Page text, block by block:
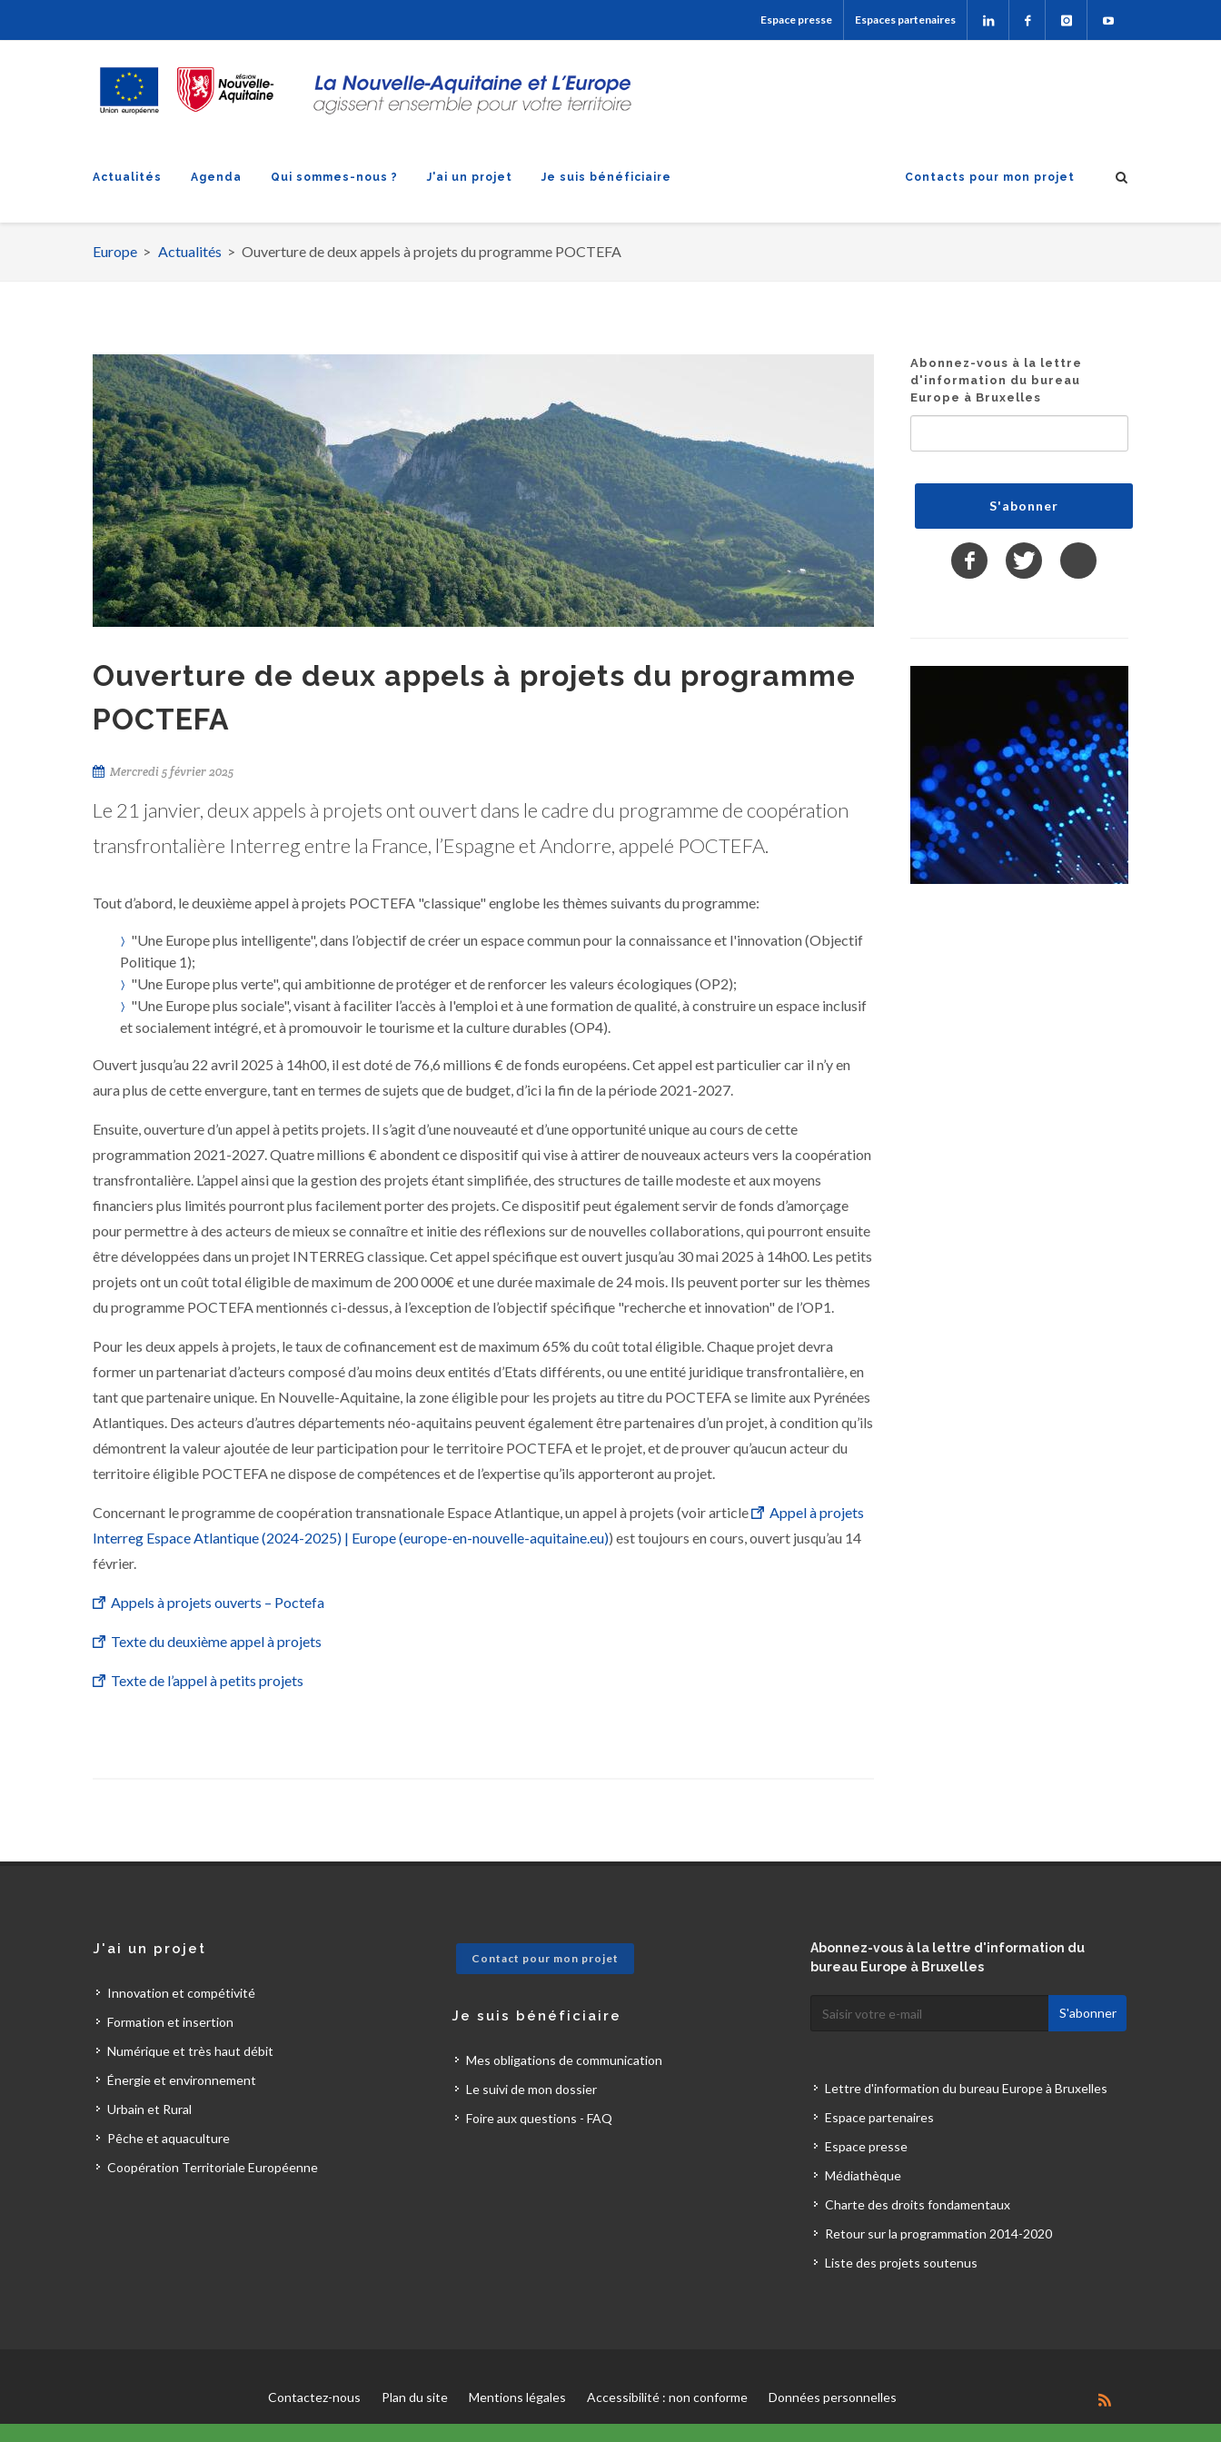
Espace presse Espaces partenaires
Actualités Agenda Qui sommes-nous ? J'ai un projet Je suis bénéficiaire Contacts pour mon projet
Fil
Europe Actualités Ouverture de deux appels à projets du programme POCTEFA
Ouverture de deux appels à projets du programme
POCTEFA
Mercredi 5 février 2025
Le 21 janvier, deux appels à projets ont ouvert dans le cadre du programme de coopération
transfrontalière Interreg entre la France, l’Espagne et Andorre, appelé POCTEFA.
Tout d’abord, le deuxième appel à projets POCTEFA "classique" englobe les thèmes suivants du programme:
"Une Europe plus intelligente", dans l’objectif de créer un espace commun pour la connaissance et l'innovation (Objectif
Politique 1);
"Une Europe plus verte", qui ambitionne de protéger et de renforcer les valeurs écologiques (OP2);
"Une Europe plus sociale", visant à faciliter l’accès à l'emploi et à une formation de qualité, à construire un espace inclusif
et socialement intégré, et à promouvoir le tourisme et la culture durables (OP4).
Ouvert jusqu’au 22 avril 2025 à 14h00, il est doté de 76,6 millions € de fonds européens. Cet appel est particulier car il n’y en
aura plus de cette envergure, tant en termes de sujets que de budget, d’ici la fin de la période 2021-2027.
Ensuite, ouverture d’un appel à petits projets. Il s’agit d’une nouveauté et d’une opportunité unique au cours de cette
programmation 2021-2027. Quatre millions € abondent ce dispositif qui vise à attirer de nouveaux acteurs vers la coopération
transfrontalière. L’appel ainsi que la gestion des projets étant simplifiée, des structures de taille modeste et aux moyens
financiers plus limités pourront plus facilement porter des projets. Ce dispositif peut également servir de fonds d’amorçage
pour permettre à des acteurs de mieux se connaître et initie des réflexions sur de nouvelles collaborations, qui pourront ensuite
être développées dans un projet INTERREG classique. Cet appel spécifique est ouvert jusqu’au 30 mai 2025 à 14h00. Les petits
projets ont un coût total éligible de maximum de 200 000€ et une durée maximale de 24 mois. Ils peuvent porter sur les thèmes
du programme POCTEFA mentionnés ci-dessus, à l’exception de l’objectif spécifique "recherche et innovation" de l’OP1.
Pour les deux appels à projets, le taux de cofinancement est de maximum 65% du coût total éligible. Chaque projet devra
former un partenariat d’acteurs composé d’au moins deux entités d’Etats différents, ou une entité juridique transfrontalière, en
tant que partenaire unique. En Nouvelle-Aquitaine, la zone éligible pour les projets au titre du POCTEFA se limite aux Pyrénées
Atlantiques. Des acteurs d’autres départements néo-aquitains peuvent également être partenaires d’un projet, à condition qu’ils
démontrent la valeur ajoutée de leur participation pour le territoire POCTEFA et le projet, et de prouver qu’aucun acteur du
territoire éligible POCTEFA ne dispose de compétences et de l’expertise qu’ils apporteront au projet.
Concernant le programme de coopération transnationale Espace Atlantique, un appel à projets (voir article
Appel à projets
Interreg Espace Atlantique (2024-2025) | Europe (europe-en-nouvelle-aquitaine.eu)) est toujours en cours, ouvert jusqu’au 14
février.
Appels à projets ouverts – Poctefa
Texte du deuxième appel à projets
Texte de l’appel à petits projets
Abonnez-vous à la lettre
d'information du bureau
Europe à Bruxelles
J'ai un projet
Innovation et compétivité
Formation et insertion
Numérique et très haut débit
Énergie et environnement
Urbain et Rural
Pêche et aquaculture
Coopération Territoriale Européenne
Contact pour mon projet
Je suis bénéficiaire
Mes obligations de communication
Le suivi de mon dossier
Foire aux questions - FAQ
Abonnez-vous à la lettre d'information du
bureau Europe à Bruxelles
Lettre d'information du bureau Europe à Bruxelles
Espace partenaires
Espace presse
Médiathèque
Charte des droits fondamentaux
Retour sur la programmation 2014-2020
Liste des projets soutenus
Contactez-nous Plan du site Mentions légales Accessibilité : non conforme Données personnelles